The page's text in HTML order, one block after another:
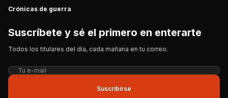
Crónicas de guerra
Suscríbete y sé el primero en enterarte
Todos los titulares del día, cada mañana en tu correo.
Suscribirse